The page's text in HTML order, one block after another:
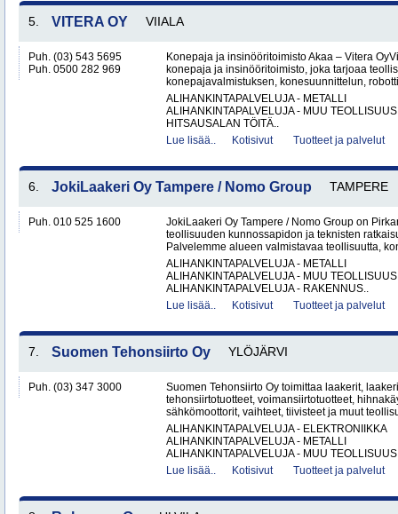
5. VITERA OY VIIALA
Puh. (03) 543 5695
Puh. 0500 282 969
Konepaja ja insinööritoimisto Akaa – Vitera
konepaja ja insinööritoimisto, joka tarjoaa
konepajavalmistuksen, konesuunnittelun,
ALIHANKINTAPALVELUJA - METALLI
ALIHANKINTAPALVELUJA - MUU TEOLLISUUS
HITSAUSALAN TÖITÄ..
Lue lisää..
Kotisivut Tuotteet ja palvelut
6. JokiLaakeri Oy Tampere / Nomo Group TAMPERE
Puh. 010 525 1600
JokiLaakeri Oy Tampere / Nomo Group on
teollisuuden kunnossapidon ja teknisten
Palvelemme alueen valmistavaa teollisuutta,
ALIHANKINTAPALVELUJA - METALLI
ALIHANKINTAPALVELUJA - MUU TEOLLISUUS
ALIHANKINTAPALVELUJA - RAKENNUS..
Lue lisää..
Kotisivut Tuotteet ja palvelut
7. Suomen Tehonsiirto Oy YLÖJÄRVI
Puh. (03) 347 3000
Suomen Tehonsiirto Oy toimittaa laakerit,
tehonsiirtotuotteet, voimansiirtotuotteet,
sähkömoottorit, vaihteet, tiivisteet ja muut
ALIHANKINTAPALVELUJA - ELEKTRONIIKKA
ALIHANKINTAPALVELUJA - METALLI
ALIHANKINTAPALVELUJA - MUU
Lue lisää..
Kotisivut Tuotteet ja palvelut